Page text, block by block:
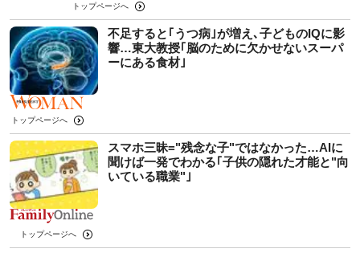
トップページへ
不足すると｢うつ病｣が増え､子どものIQに影
響…東大教授｢脳のために欠かせないスーパ
ーにある食材｣
トップページへ
スマホ三昧="残念な子"ではなかった…AIに
聞けば一発でわかる｢子供の隠れた才能と"向
いている職業"｣
トップページへ